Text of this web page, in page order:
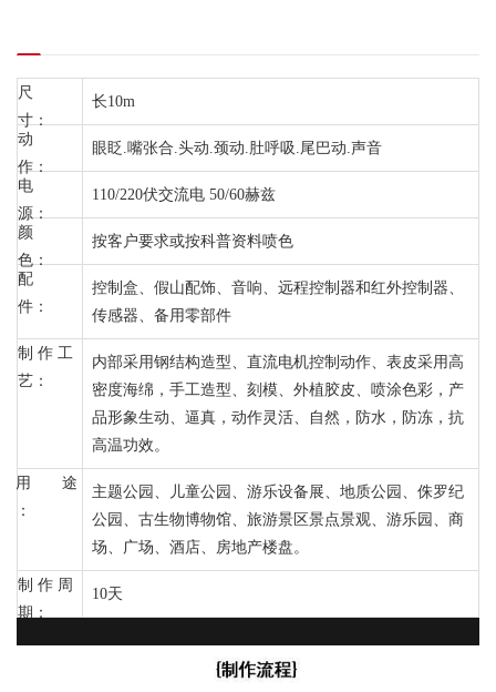
尺
寸：
长10m
动
作：
眼眨.嘴张合.头动.颈动.肚呼吸.尾巴动.声音
电
源：
110/220伏交流电 50/60赫兹
颜
色：
按客户要求或按科普资料喷色
配
件：
控制盒、假山配饰、音响、远程控制器和红外控制器、
传感器、备用零部件
制 作 工
艺：
内部采用钢结构造型、直流电机控制动作、表皮采用高
密度海绵，手工造型、刻模、外植胶皮、喷涂色彩，产
品形象生动、逼真，动作灵活、自然，防水，防冻，抗
高温功效。
用 途
：
主题公园、儿童公园、游乐设备展、地质公园、侏罗纪
公园、古生物博物馆、旅游景区景点景观、游乐园、商
场、广场、酒店、房地产楼盘。
制 作 周
期：
10天